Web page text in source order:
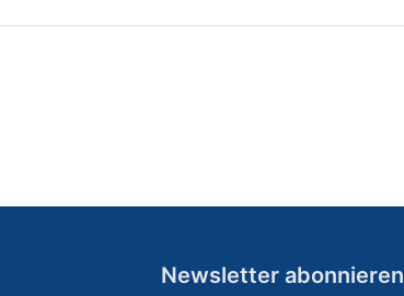
Newsletter abonnieren